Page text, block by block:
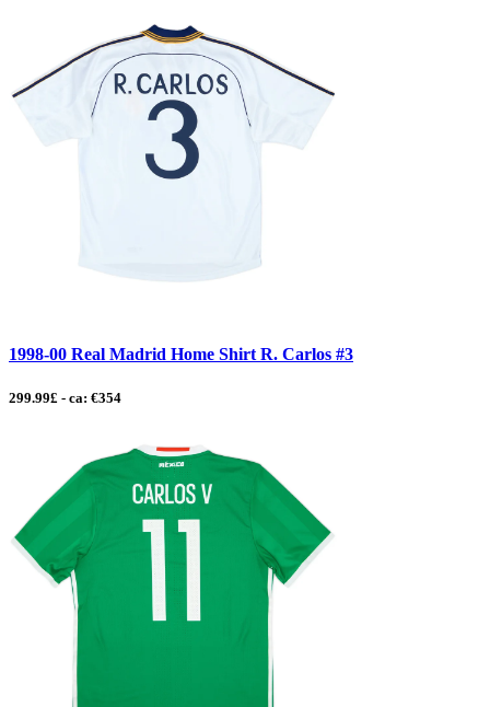
1998-00 Real Madrid Home Shirt R. Carlos #3
299.99£ - ca: €354